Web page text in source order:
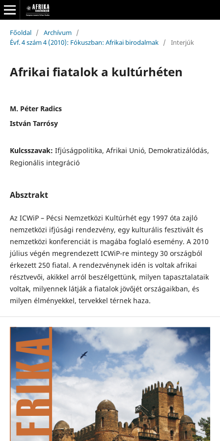
Főoldal / Archívum /
Évf. 4 szám 4 (2010): Fókuszban: Afrikai birodalmak / Interjúk
Afrikai fiatalok a kultúrhéten
M. Péter Radics
István Tarrósy
Kulcsszavak: Ifjúságpolitika, Afrikai Unió, Demokratizálódás,
Regionális integráció
Absztrakt
Az ICWiP – Pécsi Nemzetközi Kultúrhét egy 1997 óta zajló
nemzetközi ifjúsági rendezvény, egy kulturális fesztivált és
nemzetközi konferenciát is magába foglaló esemény. A 2010
július végén megrendezett ICWiP-re mintegy 30 országból
érkezett 250 fiatal. A rendezvénynek idén is voltak afrikai
résztvevői, akikkel arról beszélgettünk, milyen tapasztalataik
voltak, milyennek látják a fiatalok jövőjét országaikban, és
milyen élményekkel, tervekkel térnek haza.